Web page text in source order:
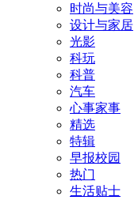
时尚与美容
设计与家居
光影
科玩
科普
汽车
心事家事
精选
特辑
早报校园
热门
生活贴士